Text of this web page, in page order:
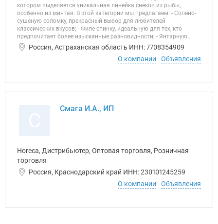
котором выделяется уникальная линейка снеков из рыбы,
особенно из минтая. В этой категории мы предлагаем: - Солено-
сушеную соломку, прекрасный выбор для любителей
классических вкусов; - Филе-спинку, идеальную для тех, кто
предпочитает более изысканные разновидности; - Янтарную...
Россия, Астраханская область ИНН: 7708354909
О компании
Объявления
Смага И.А., ИП
Horeca, Дистрибьютер, Оптовая торговля, Розничная
торговля
Россия, Краснодарский край ИНН: 230101245259
О компании
Объявления